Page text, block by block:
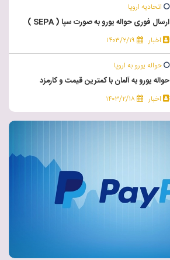
اتحادیه اروپا
ارسال فوری حواله یورو به صورت سپا ( SEPA )
اخبار ۱۴۰۳/۲/۱۹
حواله یورو به اروپا
حواله یورو به آلمان با کمترین قیمت و کارمزد
اخبار ۱۴۰۳/۲/۱۸